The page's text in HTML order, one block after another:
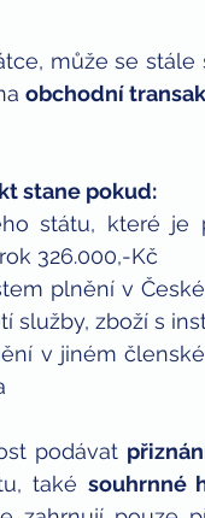
může se stále
obchodní
stane pokud:
státu, které je
326.000,-Kč
plnění v
služby, zboží s
v jiném
podávat
také souhrnné